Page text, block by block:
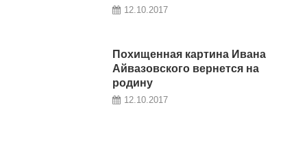
12.10.2017
Похищенная картина Ивана
Айвазовского вернется на
родину
12.10.2017